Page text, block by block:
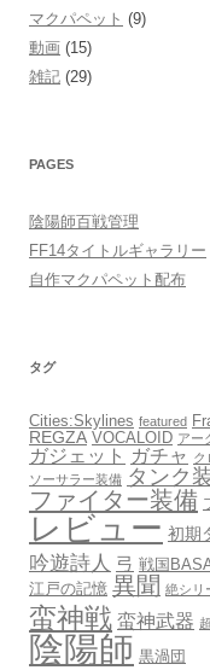
マクパペット (9)
動画 (15)
雑記 (29)
PAGES
陰陽師百戦管理
FF14タイトルギャラリー
自作マクパペット配布
タグ
Cities:Skylines featured
REGZA VOCALOID アー
ガジェット ガチャ ク
ソーサラー装備 タンク
ファイター装備
レビュー 初期
吟遊詩人 弓 戦国
江戸の記憶 異聞 絶シリ
蛮神戦 蛮神武器
陰陽師 黒渦団